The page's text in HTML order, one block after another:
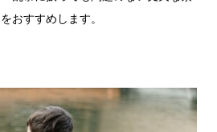
おすすめします。